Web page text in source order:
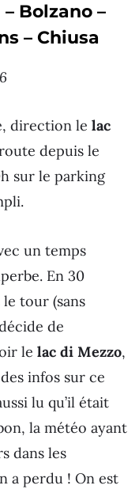
Bolzano –
– Chiusa
direction le lac
depuis le
sur le parking
un temps
En 30
tour (sans
de
le lac di Mezzo,
infos sur ce
lu qu’il était
la météo ayant
dans les
a perdu ! On est